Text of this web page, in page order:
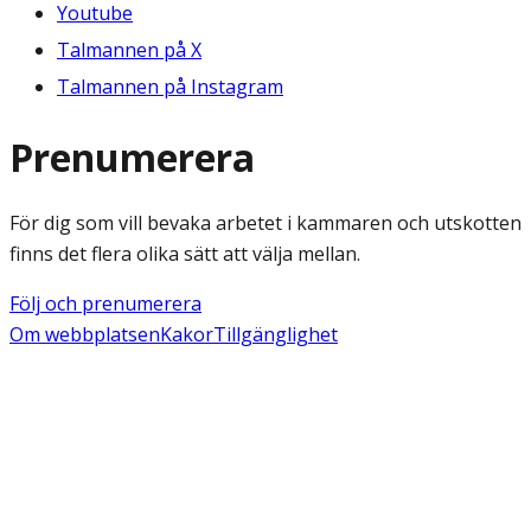
Youtube
Talmannen på X
Talmannen på Instagram
Prenumerera
För dig som vill bevaka arbetet i kammaren och utskotten
finns det flera olika sätt att välja mellan.
Följ och prenumerera
Om webbplatsenKakorTillgänglighet